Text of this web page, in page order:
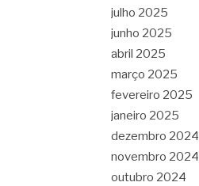
julho 2025
junho 2025
abril 2025
março 2025
fevereiro 2025
janeiro 2025
dezembro 2024
novembro 2024
outubro 2024